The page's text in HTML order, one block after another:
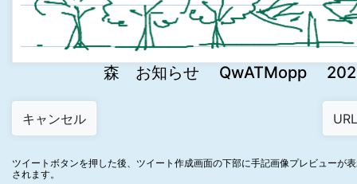
森 お知らせ QwATMopp
ツイートボタンを押した後、ツイート作成画面の下部に手記画像プレビューが
されます。